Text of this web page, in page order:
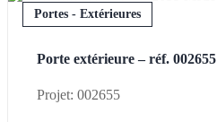
Portes - Extérieures
Porte extérieure – réf. 002655
Projet: 002655